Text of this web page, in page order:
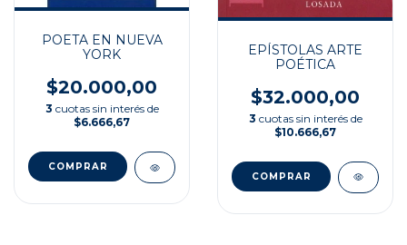
POETA EN NUEVA
YORK
$20.000,00
3 cuotas sin interés de
$6.666,67
EPÍSTOLAS ARTE
POÉTICA
$32.000,00
3 cuotas sin interés de
$10.666,67